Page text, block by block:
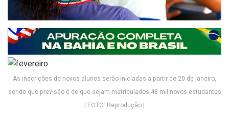
As inscrições de novos alunos serão iniciadas a partir de 20 de janeiro,
sendo que previsão é de que sejam matriculados 48 mil novos estudantes
| FOTO: Reprodução |